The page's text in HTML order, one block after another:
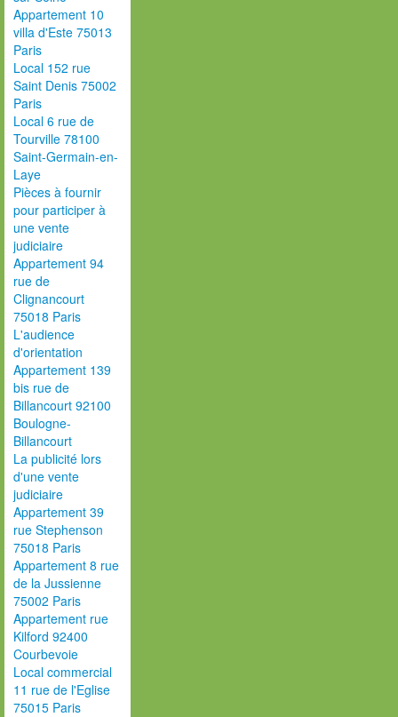
Appartement 10
villa d'Este 75013
Paris
Local 152 rue
Saint Denis 75002
Paris
Local 6 rue de
Tourville 78100
Saint-Germain-en-
Laye
Pièces à fournir
pour participer à
une vente
judiciaire
Appartement 94
rue de
Clignancourt
75018 Paris
L'audience
d'orientation
Appartement 139
bis rue de
Billancourt 92100
Boulogne-
Billancourt
La publicité lors
d'une vente
judiciaire
Appartement 39
rue Stephenson
75018 Paris
Appartement 8 rue
de la Jussienne
75002 Paris
Appartement rue
Kilford 92400
Courbevoie
Local commercial
11 rue de l'Eglise
75015 Paris